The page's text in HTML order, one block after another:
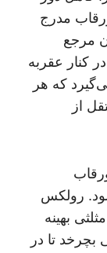
مدرج
مرجع
کنار عقربه
که هر
از
رولکس
بهینه
تا در